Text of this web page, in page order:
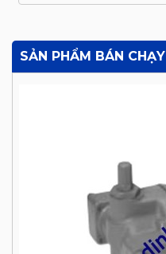
SẢN PHẨM BÁN CHẠY